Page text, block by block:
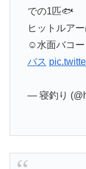
での1匹🐟
ヒットルア
☺️水面バコ
バス
— 寝釣り